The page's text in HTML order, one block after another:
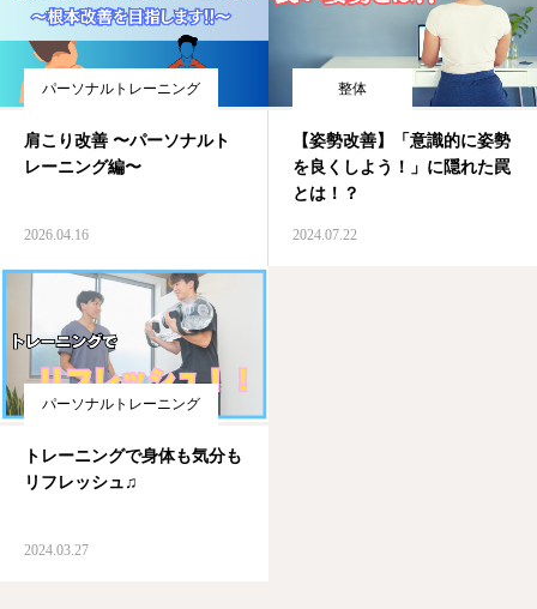
パーソナルトレーニング
肩こり改善 〜パーソナルト
レーニング編〜
2026.04.16
整体
【姿勢改善】「意識的に姿勢
を良くしよう！」に隠れた罠
とは！？
2024.07.22
パーソナルトレーニング
トレーニングで身体も気分も
リフレッシュ♫
2024.03.27